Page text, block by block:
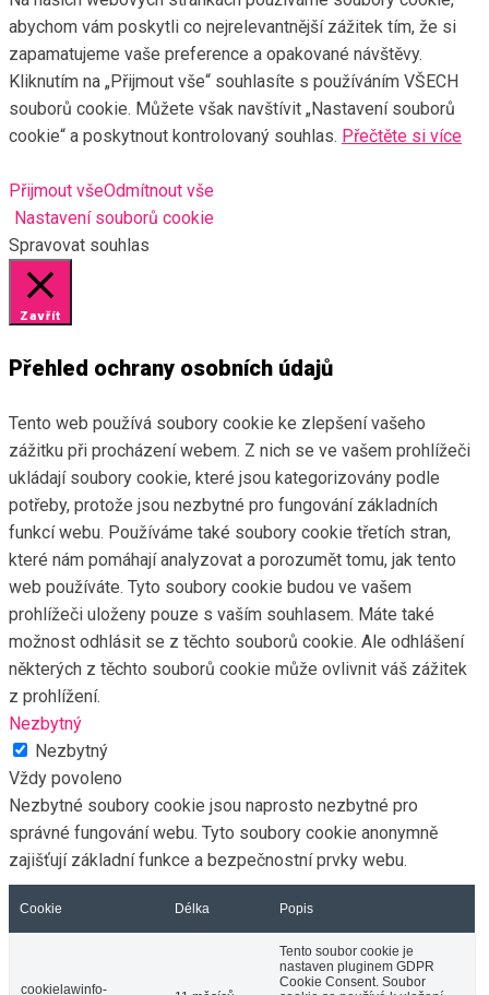
abychom vám poskytli co nejrelevantnější zážitek tím, že si
zapamatujeme vaše preference a opakované návštěvy.
Kliknutím na „Přijmout vše“ souhlasíte s používáním VŠECH
souborů cookie. Můžete však navštívit „Nastavení souborů
cookie“ a poskytnout kontrolovaný souhlas. Přečtěte si více
Přijmout všeOdmítnout vše
Nastavení souborů cookie
Spravovat souhlas
Zavřít
Přehled ochrany osobních údajů
Tento web používá soubory cookie ke zlepšení vašeho
zážitku při procházení webem. Z nich se ve vašem prohlížeči
ukládají soubory cookie, které jsou kategorizovány podle
potřeby, protože jsou nezbytné pro fungování základních
funkcí webu. Používáme také soubory cookie třetích stran,
které nám pomáhají analyzovat a porozumět tomu, jak tento
web používáte. Tyto soubory cookie budou ve vašem
prohlížeči uloženy pouze s vaším souhlasem. Máte také
možnost odhlásit se z těchto souborů cookie. Ale odhlášení
některých z těchto souborů cookie může ovlivnit váš zážitek
z prohlížení.
Nezbytný
Nezbytný
Vždy povoleno
Nezbytné soubory cookie jsou naprosto nezbytné pro
správné fungování webu. Tyto soubory cookie anonymně
zajišťují základní funkce a bezpečnostní prvky webu.
Cookie Délka Popis
cookielawinfo-
Tento soubor cookie je
nastaven pluginem GDPR
Cookie Consent. Soubor